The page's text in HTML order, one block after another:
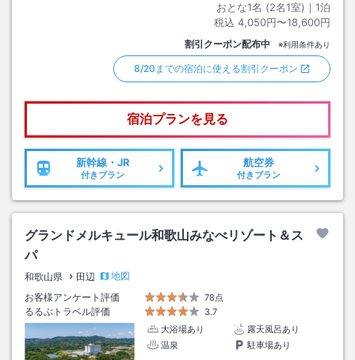
おとな1名 (2名1室)｜ 1泊
税込 4,050円〜18,600円
割引クーポン配布中 ※利用条件あり
8/20までの宿泊に使える割引クーポン
宿泊プランを見る
新幹線・JR
付きプラン
航空券
付きプラン
グランドメルキュール和歌山みなべリゾート＆ス
パ
和歌山県 田辺
地図
お客様アンケート評価
78点
るるぶトラベル評価
3.7
大浴場あり
露天風呂あり
温泉
駐車場あり